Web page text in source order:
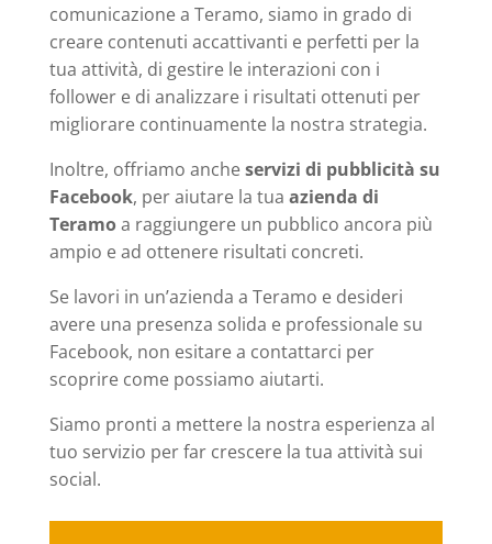
comunicazione a Teramo, siamo in grado di
creare contenuti accattivanti e perfetti per la
tua attività, di gestire le interazioni con i
follower e di analizzare i risultati ottenuti per
migliorare continuamente la nostra strategia.
Inoltre, offriamo ancheservizi di pubblicità su
Facebook, per aiutare la tua azienda di
Teramoa raggiungere un pubblico ancora più
ampio e ad ottenere risultati concreti.
Se lavori in un’azienda a Teramo e desideri
avere una presenza solida e professionale su
Facebook, non esitare a contattarci per
scoprire come possiamo aiutarti.
Siamo pronti a mettere la nostra esperienza al
tuo servizio per far crescere la tua attività sui
social.